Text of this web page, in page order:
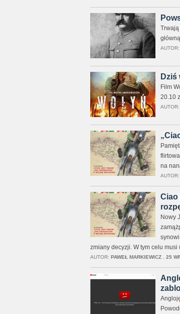
Trwają
AUTOR:
Dziś
Film
20.10
AUTOR:
na
AUTOR:
Ciao
Nowy
zmiany decyzji. W tym celu
AUTOR: PAWEŁ MARKIEWICZ, 25